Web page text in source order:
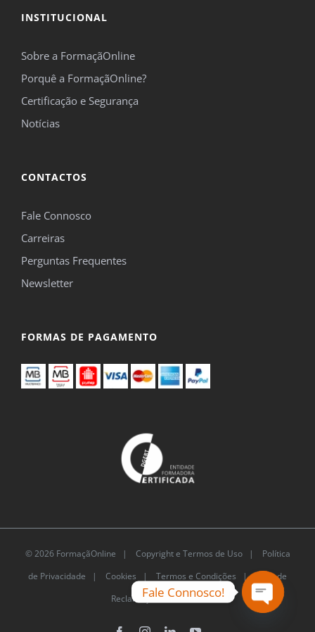
INSTITUCIONAL
Sobre a FormaçãOnline
Porquê a FormaçãOnline?
Certificação e Segurança
Notícias
CONTACTOS
Fale Connosco
Carreiras
Perguntas Frequentes
Newsletter
FORMAS DE PAGAMENTO
© 2026 FormaçãOnline | Copyright e Termos de Uso|
Política
de Privacidade | Cookies | Termos e Condições |Livro de
Reclamações Eletrónico
Fale Connosco!